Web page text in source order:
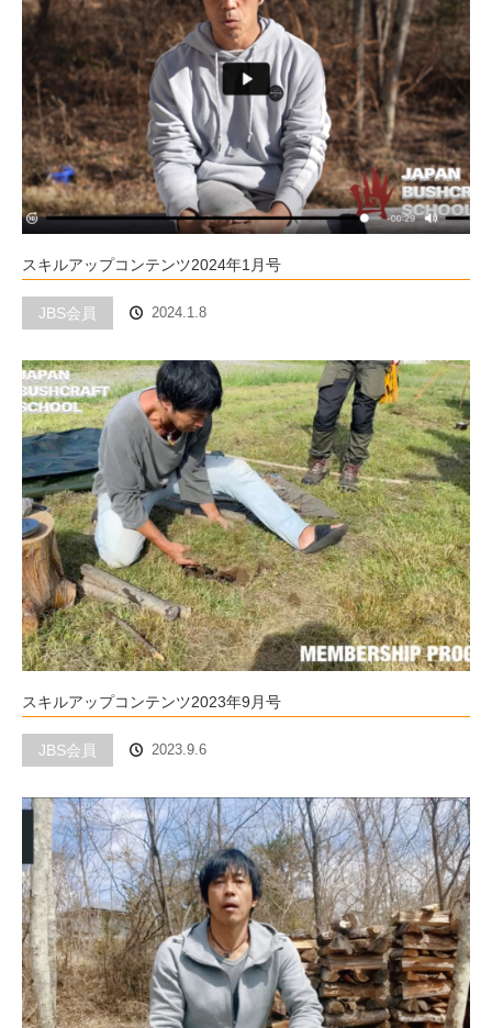
スキルアップコンテンツ2024年1月号
JBS会員 2024.1.8
スキルアップコンテンツ2023年9月号
JBS会員 2023.9.6